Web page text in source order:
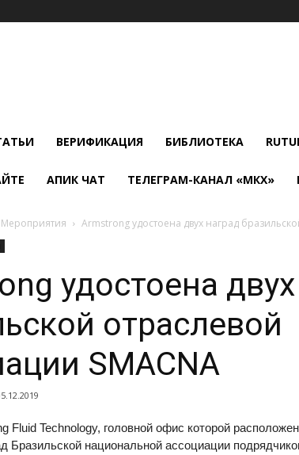
ВЕРИФИКАЦИЯ БИБЛИОТЕКА
АПИК ЧАТ ТЕЛЕГРАМ-КАНАЛ «МКХ»
Мероприятия Armstrong удостоена двух наград
удостоена
отраслевой
SMACNA
Fluid Technology, головной офис которой
Бразильской национальной ассоциации